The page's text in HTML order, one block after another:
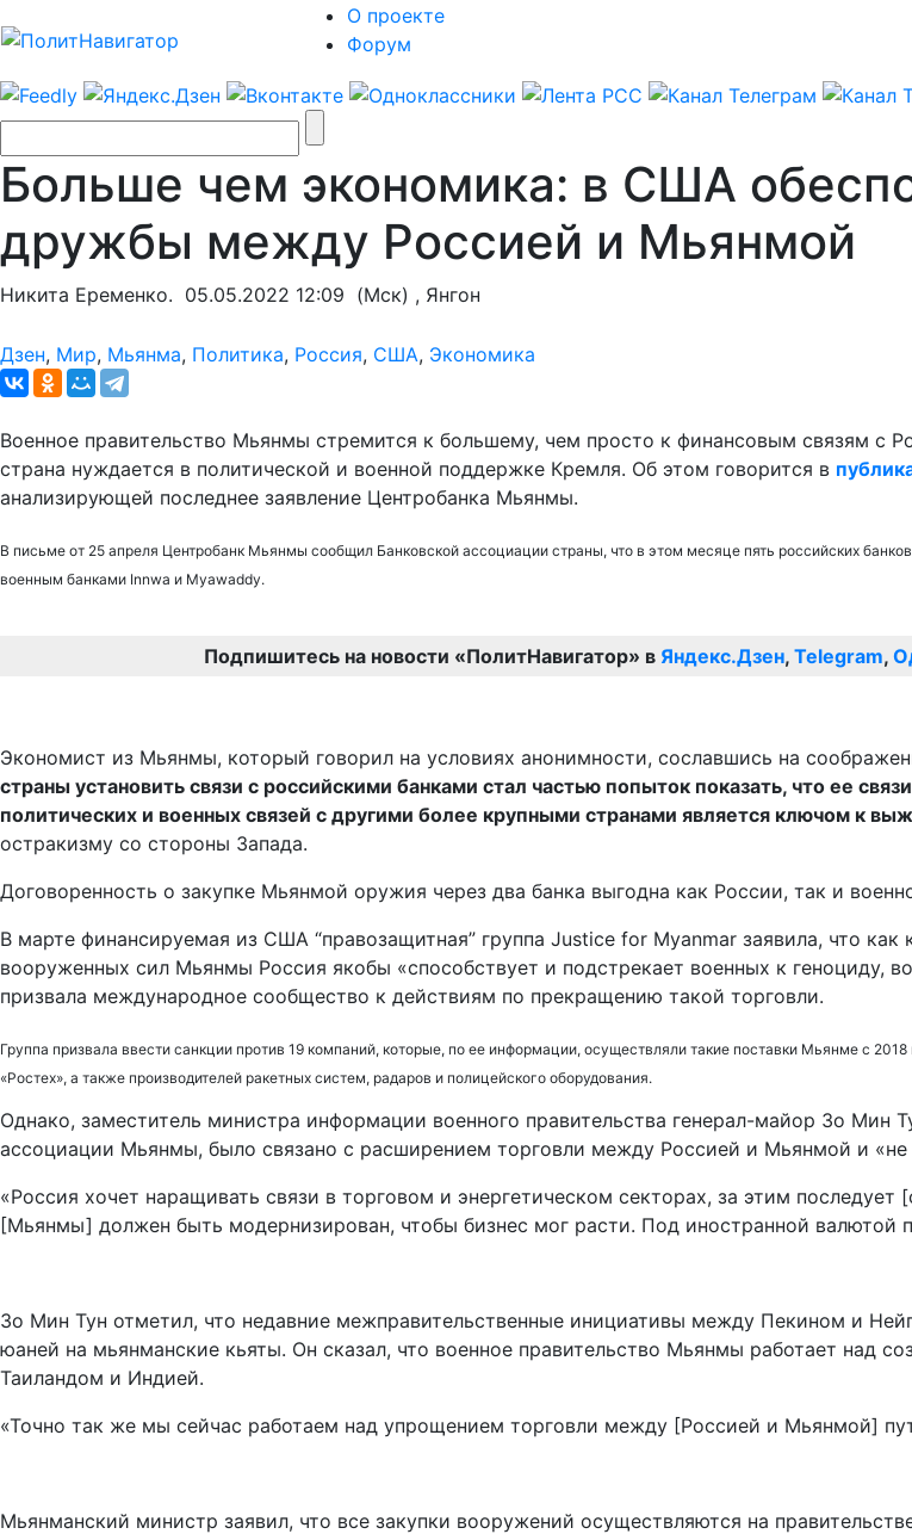
О проекте
Форум
Больше чем экономика: в США
дружбы между Россией и Мьянмой
Никита Еременко. 05.05.2022 12:09 (Мск) , Янгон
Дзен, Мир, Мьянма, Политика, Россия, США, Экономика
Военное правительство Мьянмы стремится к большему, чем просто к финансовым связям с
страна нуждается в политической и военной поддержке Кремля. Об этом говорится в
анализирующей последнее заявление Центробанка Мьянмы.
В письме от 25 апреля Центробанк Мьянмы сообщил Банковской ассоциации страны, что в этом месяце пять российских
военным банками Innwa и Myawaddy.
Подпишитесь на новости «ПолитНавигатор» в Яндекс.Дзен, Telegram,
Экономист из Мьянмы, который говорил на условиях анонимности, сославшись на
страны установить связи с российскими банками стал частью попыток показать, что ее
политических и военных связей с другими более крупными странами является ключом к
остракизму со стороны Запада.
Договоренность о закупке Мьянмой оружия через два банка выгодна как России, так и
В марте финансируемая из США “правозащитная” группа Justice for Myanmar заявила, что
вооруженных сил Мьянмы Россия якобы «способствует и подстрекает военных к геноциду,
призвала международное сообщество к действиям по прекращению такой торговли.
Группа призвала ввести санкции против 19 компаний, которые, по ее информации, осуществляли такие поставки Мьянме с
«Ростех», а также производителей ракетных систем, радаров и полицейского оборудования.
Однако, заместитель министра информации военного правительства генерал-майор Зо Мин
ассоциации Мьянмы, было связано с расширением торговли между Россией и Мьянмой и
«Россия хочет наращивать связи в торговом и энергетическом секторах, за этим
[Мьянмы] должен быть модернизирован, чтобы бизнес мог расти. Под иностранной валютой
Зо Мин Тун отметил, что недавние межправительственные инициативы между Пекином и
юаней на мьянманские кьяты. Он сказал, что военное правительство Мьянмы работает над
Таиландом и Индией.
«Точно так же мы сейчас работаем над упрощением торговли между [Россией и Мьянмой]
Мьянманский министр заявил, что все закупки вооружений осуществляются на